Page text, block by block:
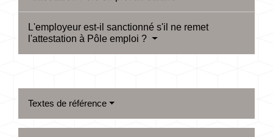
L'employeur est-il sanctionné s'il ne remet
l'attestation à Pôle emploi ?
Textes de référence